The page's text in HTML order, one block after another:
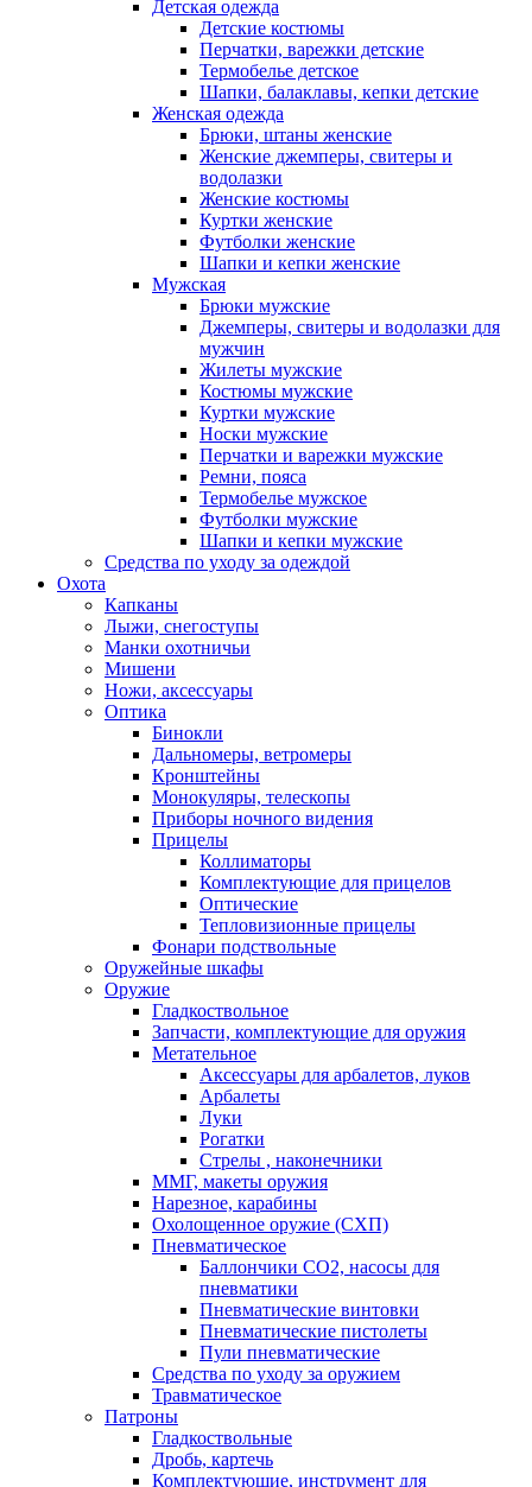
Детская одежда
Детские костюмы
Перчатки, варежки детские
Термобелье детское
Шапки, балаклавы, кепки детские
Женская одежда
Брюки, штаны женские
Женские джемперы, свитеры и
водолазки
Женские костюмы
Куртки женские
Футболки женские
Шапки и кепки женские
Мужская
Брюки мужские
Джемперы, свитеры и водолазки для
мужчин
Жилеты мужские
Костюмы мужские
Куртки мужские
Носки мужские
Перчатки и варежки мужские
Ремни, пояса
Термобелье мужское
Футболки мужские
Шапки и кепки мужские
Средства по уходу за одеждой
Охота
Капканы
Лыжи, снегоступы
Манки охотничьи
Мишени
Ножи, аксессуары
Оптика
Бинокли
Дальномеры, ветромеры
Кронштейны
Монокуляры, телескопы
Приборы ночного видения
Прицелы
Коллиматоры
Комплектующие для прицелов
Оптические
Тепловизионные прицелы
Фонари подствольные
Оружейные шкафы
Оружие
Гладкоствольное
Запчасти, комплектующие для оружия
Метательное
Аксессуары для арбалетов, луков
Арбалеты
Луки
Рогатки
Стрелы , наконечники
ММГ, макеты оружия
Нарезное, карабины
Охолощенное оружие (СХП)
Пневматическое
Баллончики СО2, насосы для
пневматики
Пневматические винтовки
Пневматические пистолеты
Пули пневматические
Средства по уходу за оружием
Травматическое
Патроны
Гладкоствольные
Дробь, картечь
Комплектующие, инструмент для